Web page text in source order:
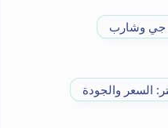
جي وشارب